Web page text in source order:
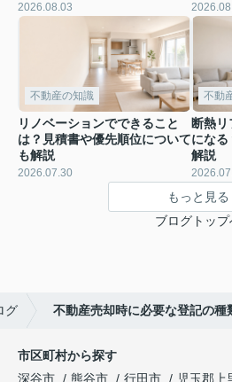
2026.08.03
不動産の知識
リノベーションでできること
は？見積書や優先順位について
も解説
2026.07.30
不動
断熱
になる
解説
もっと見る
ブログトップ
グ 不動産売却時に必要な登記の
市区町村から探す
深谷市
熊谷市 行田市 児玉郡上